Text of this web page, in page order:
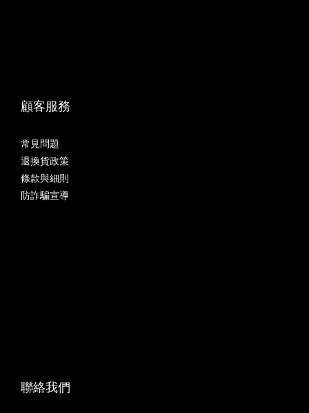
顧客服務
常見問題
退換貨政策
條款與細則
防詐騙宣導
聯絡我們